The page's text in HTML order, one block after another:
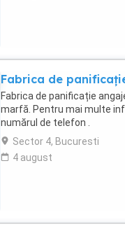
Fabrica de
Fabrica de panificație
marfă. Pentru mai multe
numărul de telefon .
Sector 4, Bucuresti
4 august